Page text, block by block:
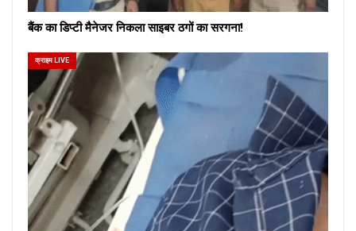
बैंक का डिप्टी मैनेजर निकला साइबर ठगों का सरगना!
क्राइम LIVE